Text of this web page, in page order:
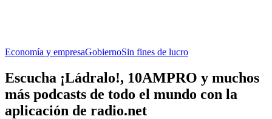
Economía y empresaGobiernoSin fines de lucro
Escucha ¡Ládralo!, 10AMPRO y muchos
más podcasts de todo el mundo con la
aplicación de radio.net